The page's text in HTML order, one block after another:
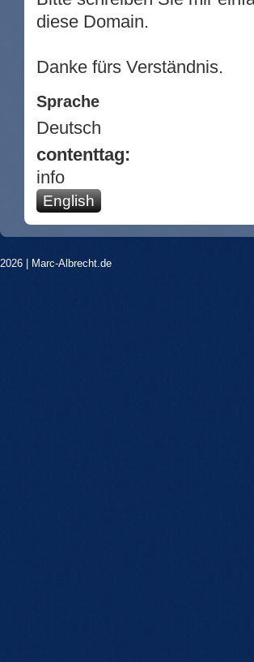
diese Domain.
Danke fürs Verständnis.
Sprache
Deutsch
contenttag:
info
English
2026 | Marc-Albrecht.de